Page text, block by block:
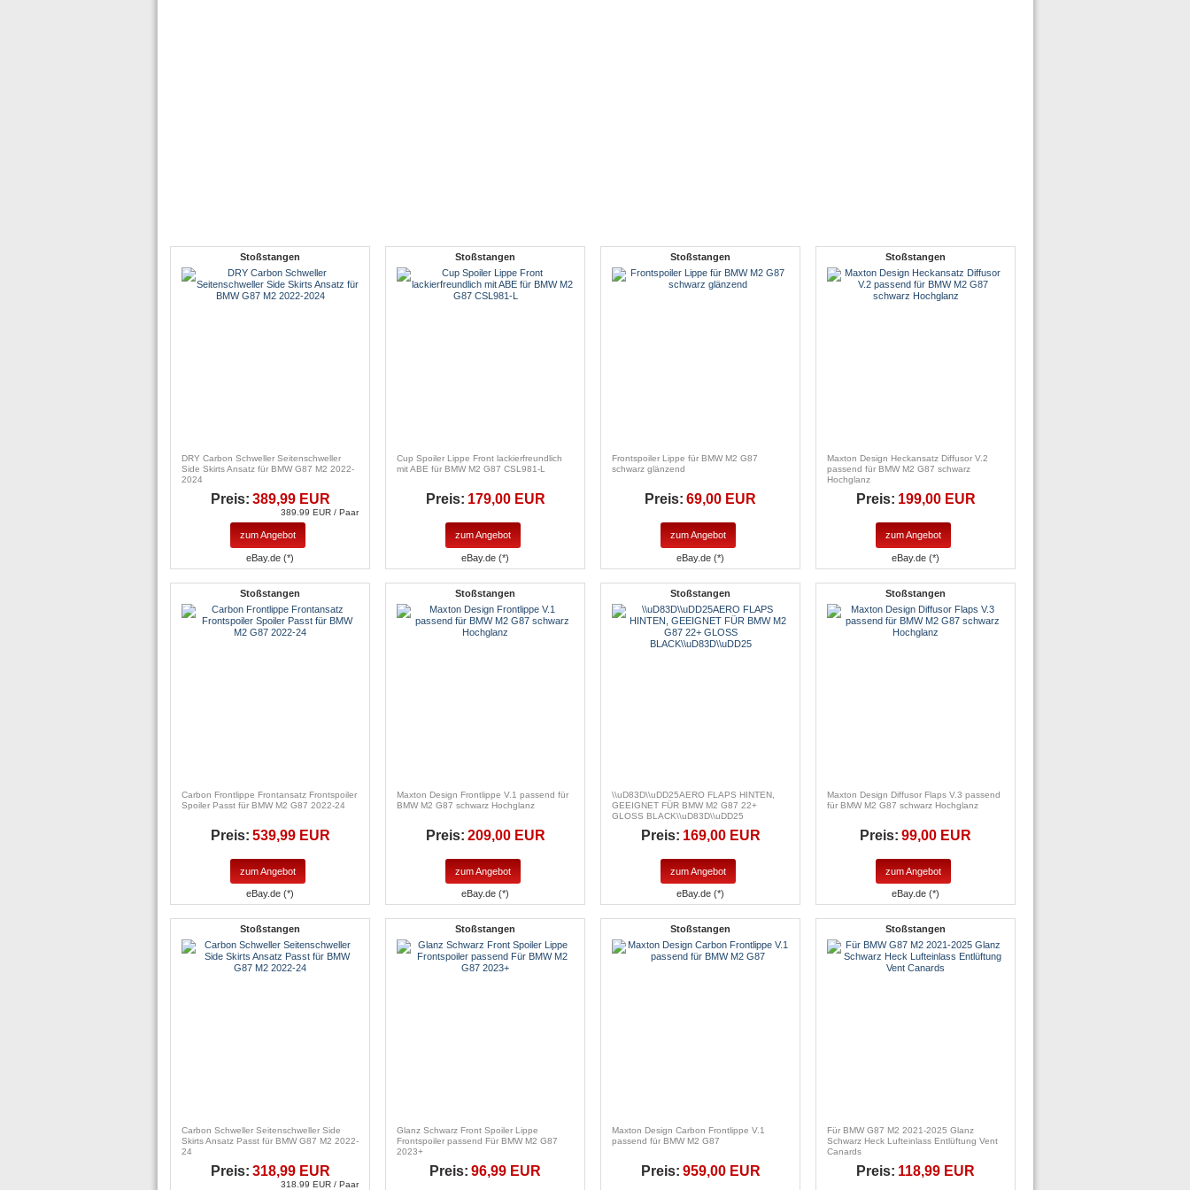
Stoßstangen
DRY Carbon Schweller Seitenschweller
Side Skirts Ansatz für BMW G87 M2 2022-
2024
Preis: 389,99 EUR
389.99 EUR / Paar
zum Angebot
eBay.de (*)
Stoßstangen
Cup Spoiler Lippe Front lackierfreundlich
mit ABE für BMW M2 G87 CSL981-L
Preis: 179,00 EUR
zum Angebot
eBay.de (*)
Stoßstangen
Frontspoiler Lippe für BMW M2 G87
schwarz glänzend
Preis: 69,00 EUR
zum Angebot
eBay.de (*)
Stoßstangen
Maxton Design Heckansatz Diffusor V.2
passend für BMW M2 G87 schwarz
Hochglanz
Preis: 199,00 EUR
zum Angebot
eBay.de (*)
Stoßstangen
Carbon Frontlippe Frontansatz Frontspoiler
Spoiler Passt für BMW M2 G87 2022-24
Preis: 539,99 EUR
zum Angebot
eBay.de (*)
Stoßstangen
Maxton Design Frontlippe V.1 passend für
BMW M2 G87 schwarz Hochglanz
Preis: 209,00 EUR
zum Angebot
eBay.de (*)
Stoßstangen
\\uD83D\\uDD25AERO FLAPS HINTEN,
GEEIGNET FÜR BMW M2 G87 22+
GLOSS BLACK\\uD83D\\uDD25
Preis: 169,00 EUR
zum Angebot
eBay.de (*)
Stoßstangen
Maxton Design Diffusor Flaps V.3 passend
für BMW M2 G87 schwarz Hochglanz
Preis: 99,00 EUR
zum Angebot
eBay.de (*)
Stoßstangen
Carbon Schweller Seitenschweller Side
Skirts Ansatz Passt für BMW G87 M2 2022-
24
Preis: 318,99 EUR
318.99 EUR / Paar
Stoßstangen
Glanz Schwarz Front Spoiler Lippe
Frontspoiler passend Für BMW M2 G87
2023+
Preis: 96,99 EUR
Stoßstangen
Maxton Design Carbon Frontlippe V.1
passend für BMW M2 G87
Preis: 959,00 EUR
Stoßstangen
Für BMW G87 M2 2021-2025 Glanz
Schwarz Heck Lufteinlass Entlüftung Vent
Canards
Preis: 118,99 EUR